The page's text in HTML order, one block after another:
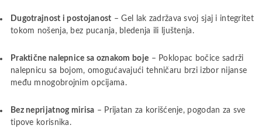
Dugotrajnost i postojanost – Gel lak zadržava svoj sjaj i integritet
tokom nošenja, bez pucanja, bledenja ili ljuštenja.
Praktične nalepnice sa oznakom boje – Poklopac bočice sadrži
nalepnicu sa bojom, omogućavajući tehničaru brzi izbor nijanse
među mnogobrojnim opcijama.
Bez neprijatnog mirisa – Prijatan za korišćenje, pogodan za sve
tipove korisnika.